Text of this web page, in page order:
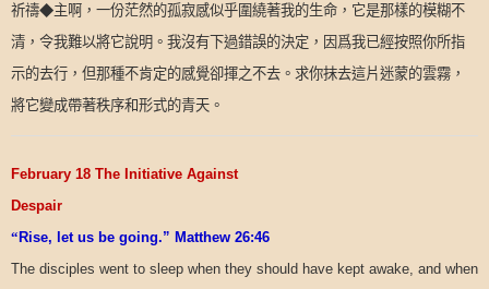
祈禱◆主啊，一份茫然的孤寂感似乎圍繞著我的生命，它是那樣的模糊不
清，令我難以將它說明。我沒有下過錯誤的決定，因爲我已經按照你所指
示的去行，但那種不肯定的感覺卻揮之不去。求你抹去這片迷蒙的雲霧，
將它變成帶著秩序和形式的青天。
February 18 The Initiative Against
Despair
“ Rise, let us be going.” Matthew 26:46
The disciples went to sleep when they should have kept awake, and when